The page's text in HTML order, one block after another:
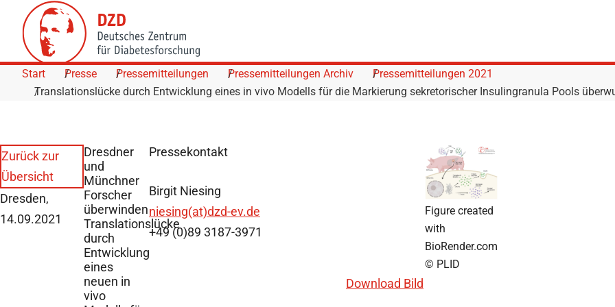
Skip to Content
Start Presse Pressemitteilungen Pressemitteilungen Archiv
Pressemitteilungen 2021
Translationslücke durch Entwicklung eines in vivo Modells für die Markierung sekretorischer Insulingranula Pools
Zurück zur
Übersicht
Dresden,
14.09.2021
Dresdner
und
Münchner
Forscher
überwinden
Translationslücke
durch
Entwicklung
eines
neuen in
vivo
Pressekontakt
Birgit Niesing
niesing(at)dzd-ev.de
+49 (0)89 3187-3971
Download Bild
Figure created
with
BioRender.com
© PLID